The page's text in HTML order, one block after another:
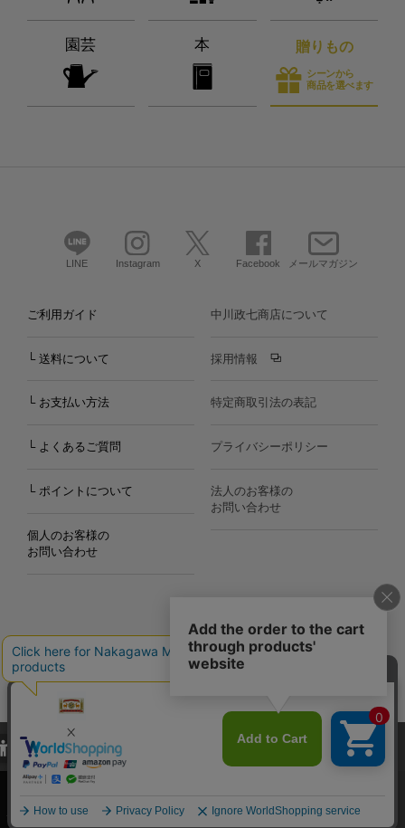
園芸 本 贈りもの
シーンから
商品を選べます
LINE Instagram X Facebook メールマガジン
ご利用ガイド
└ 送料について
└ お支払い方法
└ よくあるご質問
└ ポイントについて
個人のお客様の
お問い合わせ
中川政七商店について
採用情報
特定商取引法の表記
プライバシーポリシー
法人のお客様の
お問い合わせ
Copyright©2000
Nakagawa Masashichi Shoten All Rights Reserved.
当サイトでは、当サイト内における閲覧履歴・属性情報などの取得およ
び利便性向上のためにクッキー（Cookie）を使用いたします。詳細に
関しては「プライバシーポリシー
承諾する